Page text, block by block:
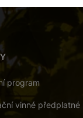
program
vinné předplatné